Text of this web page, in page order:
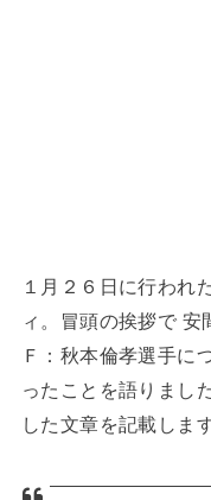
１月２６日に行われ
ィ。冒頭の挨拶で 安
Ｆ：秋本倫孝選手に
ったことを語りまし
した文章を記載しま